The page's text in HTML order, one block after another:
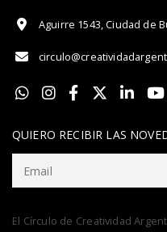
Aguirre 1543, Ciudad de
QUIERO RECIBIR LAS
El Círculo de Creatividad